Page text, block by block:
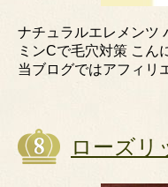
ナチュラルエレメンツ
ミンCで毛穴対策 こん
当ブログではアフィリ
ローズリ